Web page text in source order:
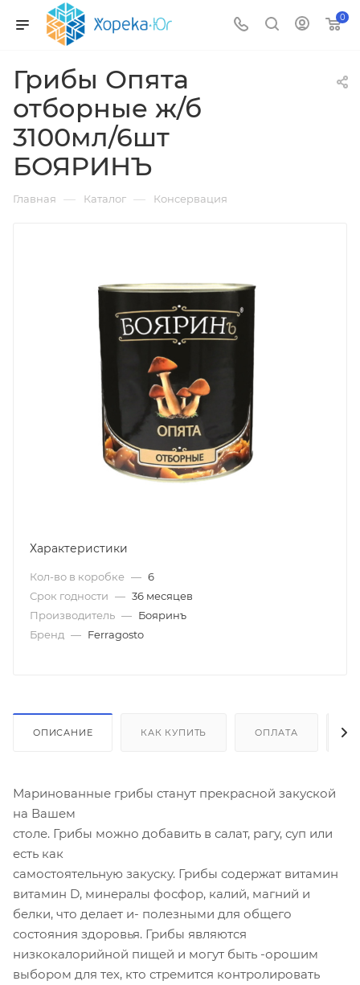
0
Грибы Опята
отборные ж/б
3100мл/6шт
БОЯРИНЪ
Главная — Каталог — Консервация
Характеристики
Кол-во в коробке — 6
Срок годности — 36 месяцев
Производитель — Бояринъ
Бренд — Ferragosto
ОПИСАНИЕ КАК КУПИТЬ ОПЛАТА
Маринованные грибы станут прекрасной закуской
на Вашем
столе. Грибы можно добавить в салат, рагу, суп или
есть как
самостоятельную закуску. Грибы содержат витамин
витамин D, минералы фосфор, калий, магний и
белки, что делает и- полезными для общего
состояния здоровья. Грибы являются
низкокалорийной пищей и могут быть -орошим
выбором для тех, кто стремится контролировать